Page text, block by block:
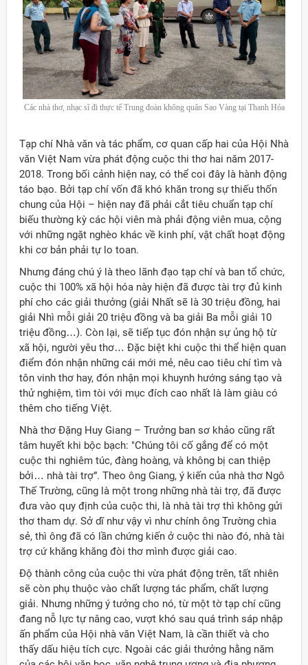
Các nhà thơ, nhạc sĩ đi thực tế Trung đoàn không quân Sao Vàng tại Thanh Hóa
Tạp chí Nhà văn và tác phẩm, cơ quan cấp hai của Hội Nhà
văn Việt Nam vừa phát động cuộc thi thơ hai năm 2017-
2018. Trong bối cảnh hiện nay, có thể coi đây là hành động
táo bạo. Bởi tạp chí vốn đã khó khăn trong sự thiếu thốn
chung của Hội – hiện nay đã phải cắt tiêu chuẩn tạp chí
biếu thường kỳ các hội viên mà phải động viên mua, cộng
với những ngặt nghèo khác về kinh phí, vật chất hoạt động
khi cơ bản phải tự lo toan.
Nhưng đáng chú ý là theo lãnh đạo tạp chí và ban tổ chức,
cuộc thi 100% xã hội hóa này hiện đã được tài trợ đủ kinh
phí cho các giải thưởng (giải Nhất sẽ là 30 triệu đồng, hai
giải Nhì mỗi giải 20 triệu đồng và ba giải Ba mỗi giải 10
triệu đồng…). Còn lại, sẽ tiếp tục đón nhận sự ủng hộ từ
xã hội, người yêu thơ… Đặc biệt khi cuộc thi thể hiện quan
điểm đón nhận những cái mới mẻ, nêu cao tiêu chí tìm và
tôn vinh thơ hay, đón nhận mọi khuynh hướng sáng tạo và
thử nghiệm, tìm tòi với mục đích cao nhất là làm giàu có
thêm cho tiếng Việt.
Nhà thơ Đặng Huy Giang – Trưởng ban sơ khảo cũng rất
tâm huyết khi bộc bạch: "Chúng tôi cố gắng để có một
cuộc thi nghiêm túc, đàng hoàng, và không bị can thiệp
bởi… nhà tài trợ”. Theo ông Giang, ý kiến của nhà thơ Ngô
Thế Trường, cũng là một trong những nhà tài trợ, đã được
đưa vào quy định của cuộc thi, là nhà tài trợ thì không gửi
thơ tham dự. Sở dĩ như vậy vì như chính ông Trường chia
sẻ, thì ông đã có lần chứng kiến ở cuộc thi nào đó, nhà tài
trợ cứ khăng khăng đòi thơ mình được giải cao.
Độ thành công của cuộc thi vừa phát động trên, tất nhiên
sẽ còn phụ thuộc vào chất lượng tác phẩm, chất lượng
giải. Nhưng những ý tưởng cho nó, từ một tờ tạp chí cũng
đang nỗ lực tự nâng cao, vượt khó sau quá trình sáp nhập
ấn phẩm của Hội nhà văn Việt Nam, là cần thiết và cho
thấy dấu hiệu tích cực. Ngoài các giải thưởng hằng năm